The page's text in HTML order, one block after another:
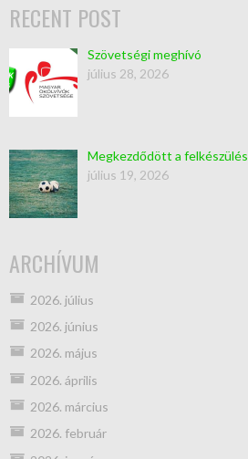
RECENT POST
Szövetségi meghívó
július 28, 2026
Megkezdődött a felkészülés
július 19, 2026
ARCHÍVUM
2026. július
2026. június
2026. május
2026. április
2026. március
2026. február